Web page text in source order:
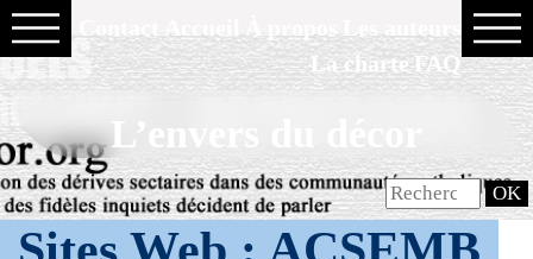
La charte FAQ
L’envers du décor